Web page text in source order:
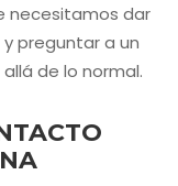
necesitamos dar
preguntar a un
de lo normal.